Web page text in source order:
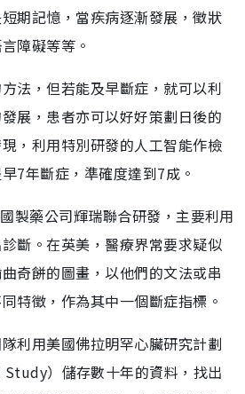
期記憶，當疾病逐漸發展，徵狀
障礙等等。
法，但若能及早斷症，就可以利
展，患者亦可以好好策劃日後的
，利用特別研發的人工智能作檢
7年斷症，準確度達到7成。
製藥公司輝瑞聯合研發，主要利用
斷。在英美，醫療界常要求疑似
奇餅的圖畫，以他們的文法或串
特徵，作為其中一個斷症指標。
利用美國佛拉明罕心臟研究計劃
Study）儲存數十年的資料，找出